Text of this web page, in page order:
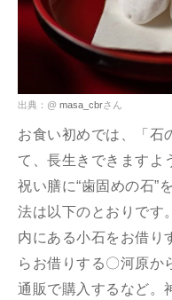
出典：@ masa_cbrさん
お食い初めでは、「石
て、長生きできますよ
祝い膳に“歯固めの石”
法は以下のとおりです
内にある小石をお借り
らお借りする〇河原か
通販で購入するなど。